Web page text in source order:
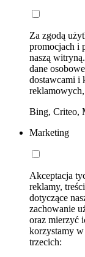
Za zgodą
promocjach i
naszą
dane
dostawcami i
Bing, Criteo,
Marketing
Akceptacja
reklamy,
dotyczące
zachowanie
oraz mierzyć
korzystamy w
trzecich: